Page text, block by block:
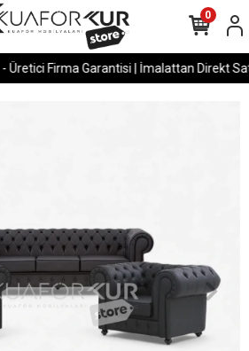
- Üretici Firma Garantisi | İmalattan Direkt
0